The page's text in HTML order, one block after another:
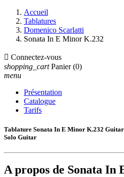
Accueil
Tablatures
Domenico Scarlatti
Sonata In E Minor K.232
 Connectez-vous
shopping_cart Panier (0)
menu
Présentation
Catalogue
Tarifs
Tablature Sonata In E Minor K.232
Solo Guitar
A propos de Sonata In